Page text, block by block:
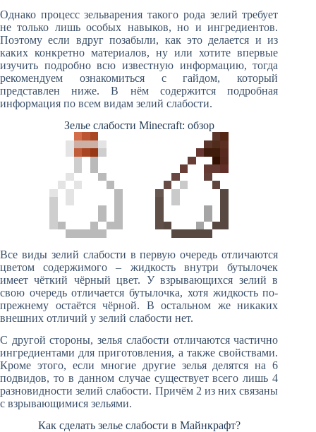
Однако процесс зельварения такого рода зелий требует
не только лишь особых навыков, но и ингредиентов.
Поэтому если вдруг позабыли, как это делается и из
каких конкретно материалов, ну или хотите впервые
изучить подробно всю известную информацию, тогда
рекомендуем ознакомиться с гайдом, который
представлен ниже. В нём содержится подробная
информация по всем видам зелий слабости.
Зелье слабости Minecraft: обзор
Все виды зелий слабости в первую очередь отличаются
цветом содержимого – жидкость внутри бутылочек
имеет чёткий чёрный цвет. У взрывающихся зелий в
свою очередь отличается бутылочка, хотя жидкость по-
прежнему остаётся чёрной. В остальном же никаких
внешних отличий у зелий слабости нет.
С другой стороны, зелья слабости отличаются частично
ингредиентами для приготовления, а также свойствами.
Кроме этого, если многие другие зелья делятся на 6
подвидов, то в данном случае существует всего лишь 4
разновидности зелий слабости. Причём 2 из них связаны
с взрывающимися зельями.
Как сделать зелье слабости в Майнкрафт?